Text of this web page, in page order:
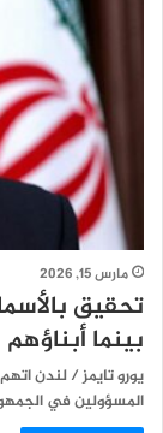
مارس 15, 2026
تحقيق
بينما
يورو تايمز / لندن
المسؤولين في